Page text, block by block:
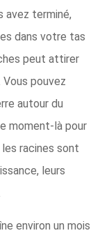
avez terminé,
dans votre tas
peut attirer
pouvez
autour du
moment-là pour
racines sont
leurs
environ un mois